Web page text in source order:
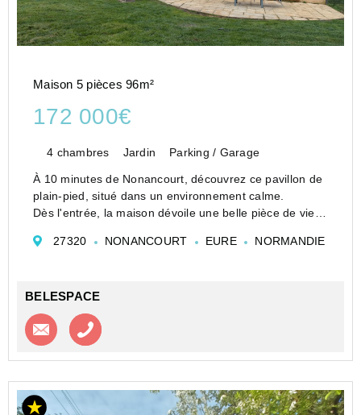
Maison 5 pièces 96m²
172 000€
4 chambres Jardin Parking / Garage
À 10 minutes de Nonancourt, découvrez ce pavillon de
plain-pied, situé dans un environnement calme.
Dès l'entrée, la maison dévoile une belle pièce de vie
offrant un espace agréable pour le quoti...
27320 NONANCOURT EURE NORMANDIE
BELESPACE
Contacter l'agence